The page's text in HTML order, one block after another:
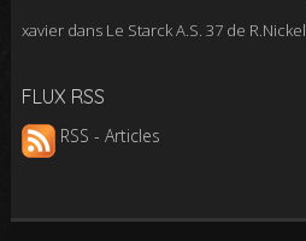
xavierdans Le Starck A.S. 37 de R.Nickel
FLUX RSS
RSS - Articles